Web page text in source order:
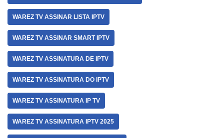
WAREZ TV ASSINAR LISTA IPTV
WAREZ TV ASSINAR SMART IPTV
WAREZ TV ASSINATURA DE IPTV
WAREZ TV ASSINATURA DO IPTV
WAREZ TV ASSINATURA IP TV
WAREZ TV ASSINATURA IPTV 2025